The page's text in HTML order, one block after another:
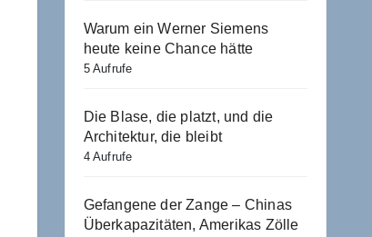
Warum ein Werner Siemens
heute keine Chance hätte
5 Aufrufe
Die Blase, die platzt, und die
Architektur, die bleibt
4 Aufrufe
Gefangene der Zange – Chinas
Überkapazitäten, Amerikas Zölle